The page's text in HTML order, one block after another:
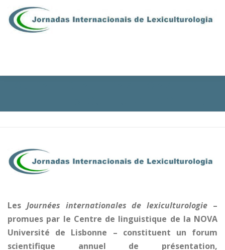
Aller au contenu
ESPACE RÉSERVÉ
Les Journées internationales de lexiculturologie –
promues par le Centre de linguistique de la NOVA
Université de Lisbonne – constituent un forum
scientifique annuel de présentation,